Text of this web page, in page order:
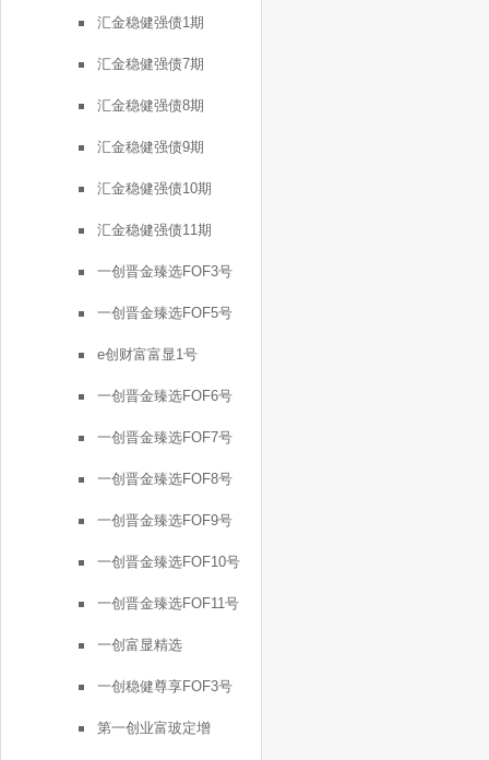
汇金稳健强债1期
汇金稳健强债7期
汇金稳健强债8期
汇金稳健强债9期
汇金稳健强债10期
汇金稳健强债11期
一创晋金臻选FOF3号
一创晋金臻选FOF5号
e创财富富显1号
一创晋金臻选FOF6号
一创晋金臻选FOF7号
一创晋金臻选FOF8号
一创晋金臻选FOF9号
一创晋金臻选FOF10号
一创晋金臻选FOF11号
一创富显精选
一创稳健尊享FOF3号
第一创业富玻定增